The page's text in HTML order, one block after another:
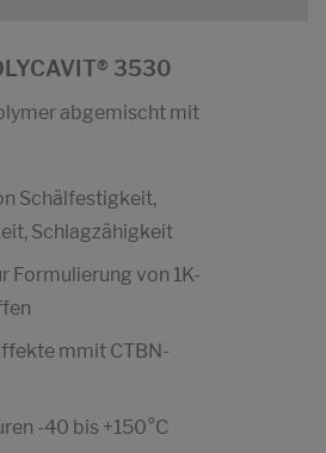
3530
abgemischt mit
Schälfestigkeit,
Schlagzähigkeit
Formulierung von 1K-
mmit CTBN-
-40 bis +150°C